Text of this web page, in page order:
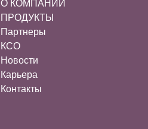
О КОМПАНИИ
ПРОДУКТЫ
Партнеры
КСО
Новости
Карьера
Контакты